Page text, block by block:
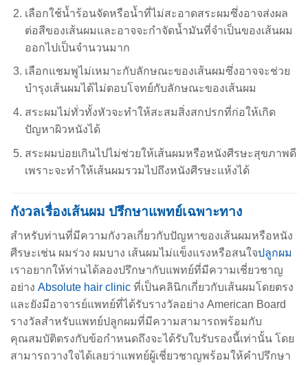
เลือกใช้น้ำร้อนจัดหรือน้ำที่ไม่สะอาดสระผมซึ่งอาจส่งผล
ต่อสีของเส้นผมและอาจจะกำจัดน้ำมันที่จำเป็นของเส้นผม
ออกไปเป็นจำนวนมาก
เลือกแชมพูไม่เหมาะกับลักษณะของเส้นผมซึ่งอาจจะช่วย
บำรุงเส้นผมได้ไม่ตอบโจทย์กับลักษณะของเส้นผม
สระผมไม่ทั่วทั้งหัวจะทำให้สะสมสิ่งสกปรกที่ก่อให้เกิด
ปัญหาผิวหนังได้
สระผมบ่อยเกินไปไม่ช่วยให้เส้นผมหรือหนังศีรษะสุขภาพดี
เพราะจะทำให้เส้นผมรวมไปถึงหนังศีรษะแห้งได้
กังวลเรื่องเส้นผม ปรึกษาแพทย์เฉพาะทาง
สำหรับท่านที่มีความกังวลเกี่ยวกับปัญหาของเส้นผมหรือหนัง
ศีรษะเช่น ผมร่วง ผมบาง เส้นผมไม่แข็งแรงหรือสนใจปลูกผม
เราอยากให้ท่านได้ลองปรึกษากับแพทย์ที่มีความเชี่ยวชาญ
อย่าง Absolute hair clinic ที่เป็นคลินิกเกี่ยวกับเส้นผมโดยตรง
และยังมีอาจารย์แพทย์ที่ได้รับรางวัลอย่าง American Board
รางวัลสำหรับแพทย์ปลูกผมที่มีความสามารถพร้อมกับ
คุณสมบัติตรงกับข้อกำหนดถึงจะได้รับใบรับรองนี้เท่านั้น โดย
สามารถวางใจได้เลยว่าแพทย์ผู้เชี่ยวชาญพร้อมให้คำปรึกษา